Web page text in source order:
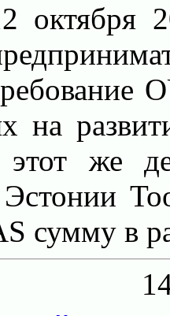
октября
на
же
сумму в